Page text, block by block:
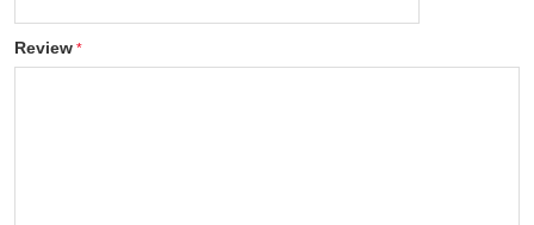
Review